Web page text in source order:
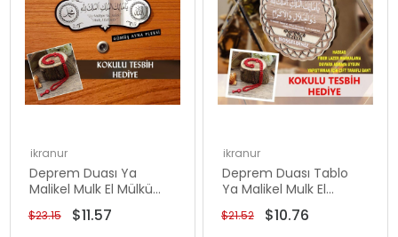
ikranur
Deprem Duası Ya
Malikel Mulk El Mülkü
Lillah, Mülk Allahındır
Kokulu Tesbih Hediyeli
$11.57
$23.15
ikranur
Deprem Duası Tablo
Ya Malikel Mulk El
Mülkü Lillah 20*20
Yuvarlak Desenli
$10.76
$21.52